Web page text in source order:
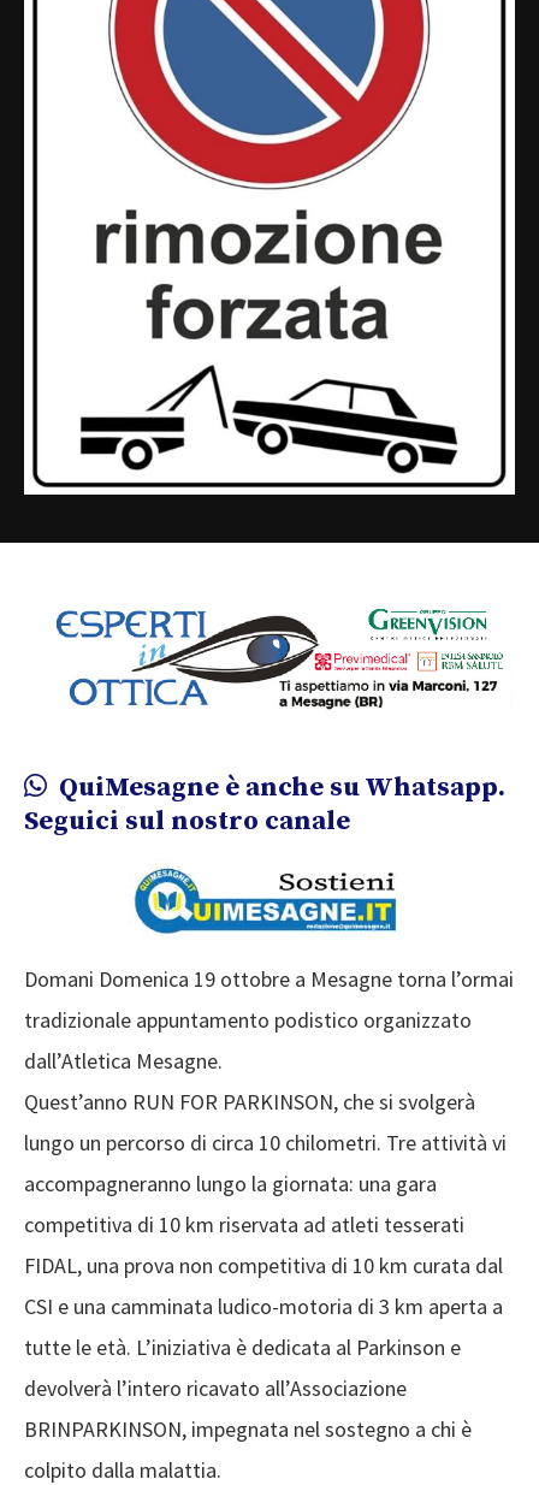
QuiMesagne è anche su Whatsapp.
Seguici sul nostro canale
Domani Domenica 19 ottobre a Mesagne torna l’ormai
tradizionale appuntamento podistico organizzato
dall’Atletica Mesagne.
Quest’anno RUN FOR PARKINSON, che si svolgerà
lungo un percorso di circa 10 chilometri. Tre attività vi
accompagneranno lungo la giornata: una gara
competitiva di 10 km riservata ad atleti tesserati
FIDAL, una prova non competitiva di 10 km curata dal
CSI e una camminata ludico-motoria di 3 km aperta a
tutte le età. L’iniziativa è dedicata al Parkinson e
devolverà l’intero ricavato all’Associazione
BRINPARKINSON, impegnata nel sostegno a chi è
colpito dalla malattia.